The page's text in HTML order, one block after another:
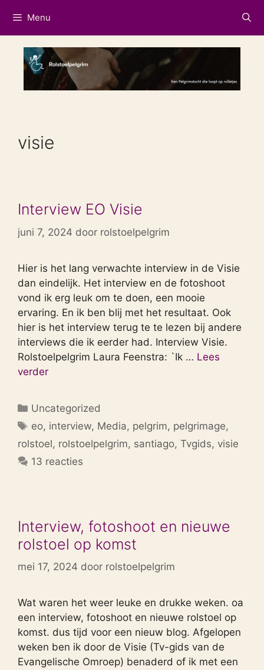
naar
de
inhoud
Menu
visie
Interview EO Visie
juni 7, 2024 door rolstoelpelgrim
Hier is het lang verwachte interview in de Visie
dan eindelijk. Het interview en de fotoshoot
vond ik erg leuk om te doen, een mooie
ervaring. En ik ben blij met het resultaat. Ook
hier is het interview terug te te lezen bij andere
interviews die ik eerder had. Interview Visie.
Rolstoelpelgrim Laura Feenstra: `Ik … Lees
verder
Categorieën
Uncategorized
Tags
eo, interview, Media, pelgrim, pelgrimage,
rolstoel, rolstoelpelgrim, santiago, Tvgids, visie
13 reacties
Interview, fotoshoot en nieuwe
rolstoel op komst
mei 17, 2024 door rolstoelpelgrim
Wat waren het weer leuke en drukke weken. oa
een interview, fotoshoot en nieuwe rolstoel op
komst. dus tijd voor een nieuw blog. Afgelopen
weken ben ik door de Visie (Tv-gids van de
Evangelische Omroep) benaderd of ik met een